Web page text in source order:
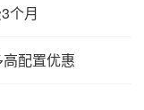
个月
配置优惠